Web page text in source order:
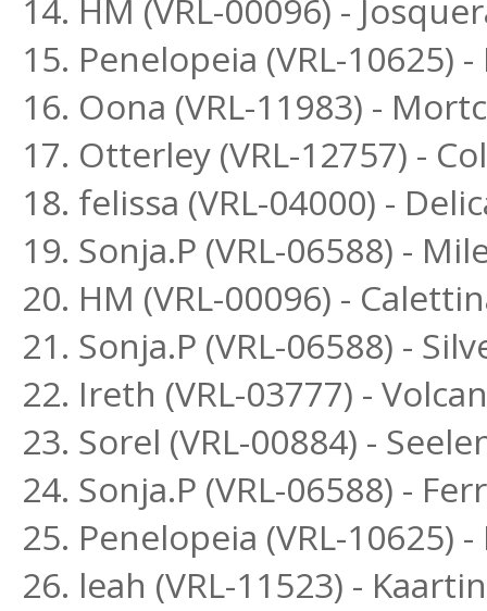
14. HM (VRL-00096) -
15. Penelopeia (VRL-10625)
16. Oona (VRL-11983) -
17. Otterley (VRL-12757) -
18. felissa (VRL-04000) -
19. Sonja.P (VRL-06588) -
20. HM (VRL-00096) -
21. Sonja.P (VRL-06588) -
22. Ireth (VRL-03777) -
23. Sorel (VRL-00884) -
24. Sonja.P (VRL-06588) -
25. Penelopeia (VRL-10625)
26. leah (VRL-11523) -